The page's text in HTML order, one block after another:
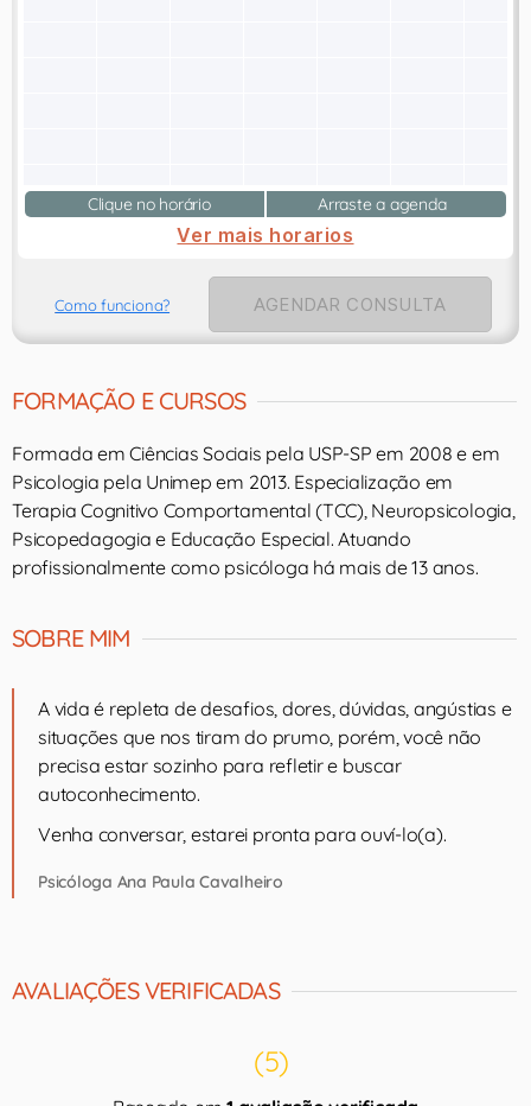
Clique no horário Arraste a agenda
Ver mais horarios
Como funciona? AGENDAR CONSULTA
FORMAÇÃO E CURSOS
Formada em Ciências Sociais pela USP-SP em 2008 e em
Psicologia pela Unimep em 2013. Especialização em
Terapia Cognitivo Comportamental (TCC), Neuropsicologia,
Psicopedagogia e Educação Especial. Atuando
profissionalmente como psicóloga há mais de 13 anos.
SOBRE MIM
A vida é repleta de desafios, dores, dúvidas, angústias e
situações que nos tiram do prumo, porém, você não
precisa estar sozinho para refletir e buscar
autoconhecimento.
Venha conversar, estarei pronta para ouví-lo(a).
Psicóloga Ana Paula Cavalheiro
AVALIAÇÕES VERIFICADAS
(5)